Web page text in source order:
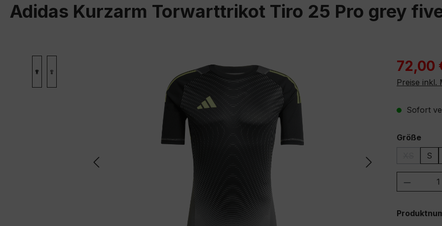
Adidas Kurzarm Torwarttrikot Tiro 25 Pro grey
72,00
Preise inkl.
Sofort
Größe
(Diese
S